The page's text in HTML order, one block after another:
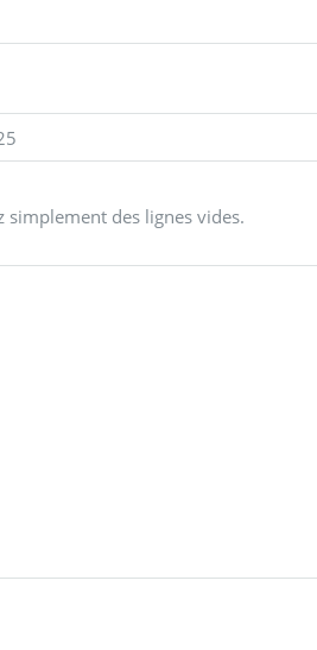
simplement des lignes vides.